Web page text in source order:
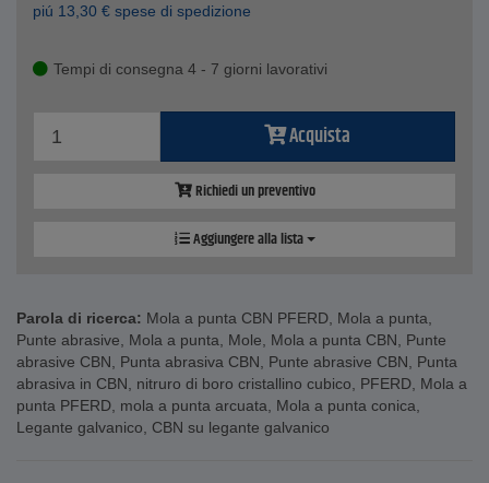
piú 13,30 € spese di spedizione
Tempi di consegna 4 - 7 giorni lavorativi
Acquista
Richiedi un preventivo
Aggiungere alla lista
Parola di ricerca: Mola a punta CBN PFERD, Mola a punta,
Punte abrasive, Mola a punta, Mole, Mola a punta CBN, Punte
abrasive CBN, Punta abrasiva CBN, Punte abrasive CBN, Punta
abrasiva in CBN, nitruro di boro cristallino cubico, PFERD, Mola a
punta PFERD, mola a punta arcuata, Mola a punta conica,
Legante galvanico, CBN su legante galvanico